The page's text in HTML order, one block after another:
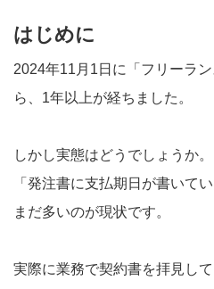
はじめに
2024年11月1日に「フリーラ
ら、1年以上が経ちました。
しかし実態はどうでしょうか
「発注書に支払期日が書いて
まだ多いのが現状です。
実際に業務で契約書を拝見し